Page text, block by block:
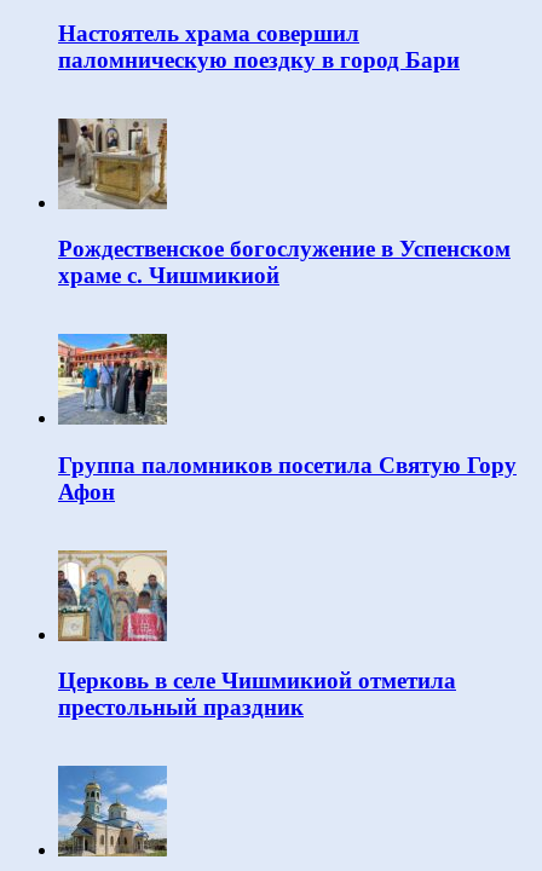
Настоятель храма совершил
паломническую поездку в город Бари
Рождественское богослужение в Успенском
храме с. Чишмикиой
Группа паломников посетила Святую Гору
Афон
Церковь в селе Чишмикиой отметила
престольный праздник